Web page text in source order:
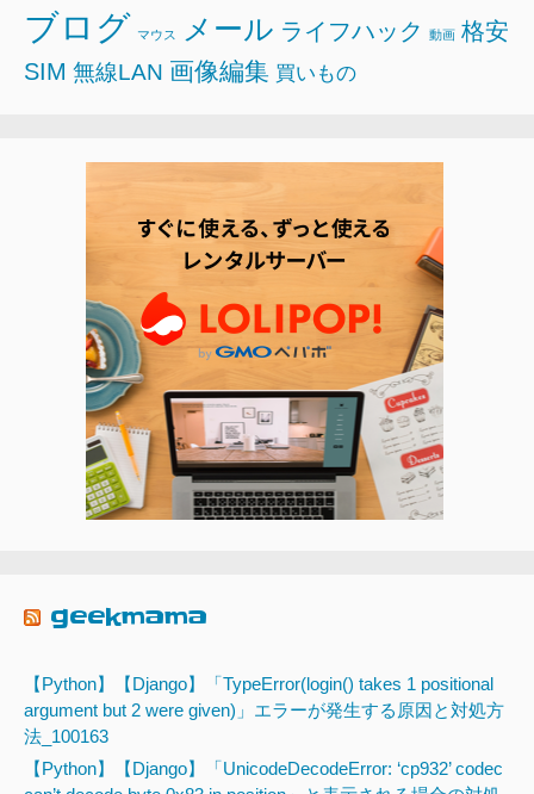
ブログ マウス メール ライフハック 動画 格安
SIM 無線LAN 画像編集 買いもの
geekmama
【Python】【Django】「TypeError(login() takes 1 positional
argument but 2 were given)」エラーが発生する原因と対処方
法_100163
【Python】【Django】「UnicodeDecodeError: ‘cp932’ codec